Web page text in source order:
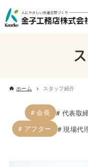
ホーム スタッフ紹介
会長 代表取
アフター
現場代